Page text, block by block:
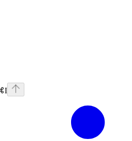
I